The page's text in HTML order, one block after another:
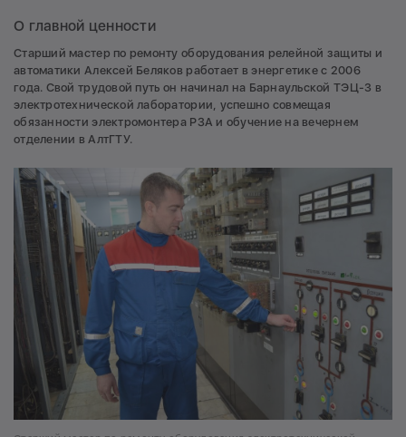
О главной ценности
Старший мастер по ремонту оборудования релейной защиты и
автоматики Алексей Беляков работает в энергетике с 2006
года. Свой трудовой путь он начинал на Барнаульской ТЭЦ-3 в
электротехнической лаборатории, успешно совмещая
обязанности электромонтера РЗА и обучение на вечернем
отделении в АлтГТУ.